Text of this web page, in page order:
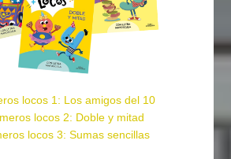
locos 1: Los amigos del 10
locos 2: Doble y mitad
locos 3: Sumas sencillas